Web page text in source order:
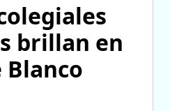
brillan en
Blanco